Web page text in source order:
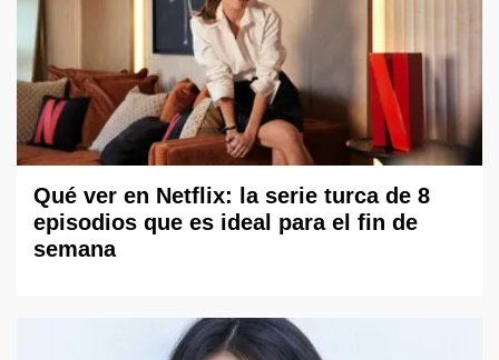
Qué ver en Netflix: la serie turca de 8
episodios que es ideal para el fin de
semana